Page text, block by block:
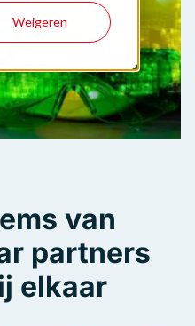
Weigeren
van
partners
elkaar